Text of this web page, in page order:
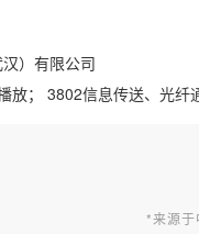
）有限公司
； 3802信息传送、光纤通
*来源于